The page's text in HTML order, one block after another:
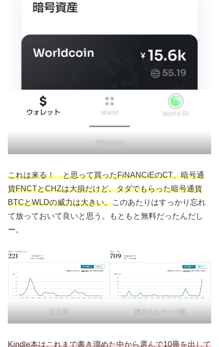
Worldcoin
これは来る！ と思って買ったFiNANCiEのCT、暗号通
貨FNCTとCHZは大損だけど、タダでもらった暗号通貨
BTCとWLDの威力は大きい。このあたりはすっかり忘れ
て放っておいて良いと思う。もともと無料だったんだし
ー。
注文数 読まれたページ数
Kindle本はこれまで書き溜めた中から選んで10冊を出して